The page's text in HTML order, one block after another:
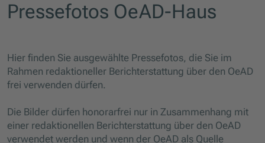
Pressefotos OeAD-Haus
Hier finden Sie ausgewählte Pressefotos, die Sie im
Rahmen redaktioneller Berichterstattung über den OeAD
frei verwenden dürfen.
Die Bilder dürfen honorarfrei nur in Zusammenhang mit
einer redaktionellen Berichterstattung über den OeAD
verwendet werden und wenn der OeAD als Quelle